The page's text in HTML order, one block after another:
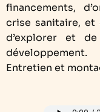
financements,
crise sanitaire, et
d’explorer et
développement.
Entretien et